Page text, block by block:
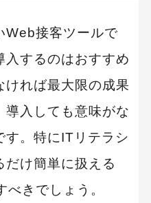
Web接客ツールで
入するのはおすすめ
ければ最大限の成果
導入しても意味がな
す。特にITリテラシ
だけ簡単に扱える
きでしょう。